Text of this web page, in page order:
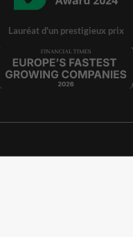
Lauréat d'un prestigieux prix